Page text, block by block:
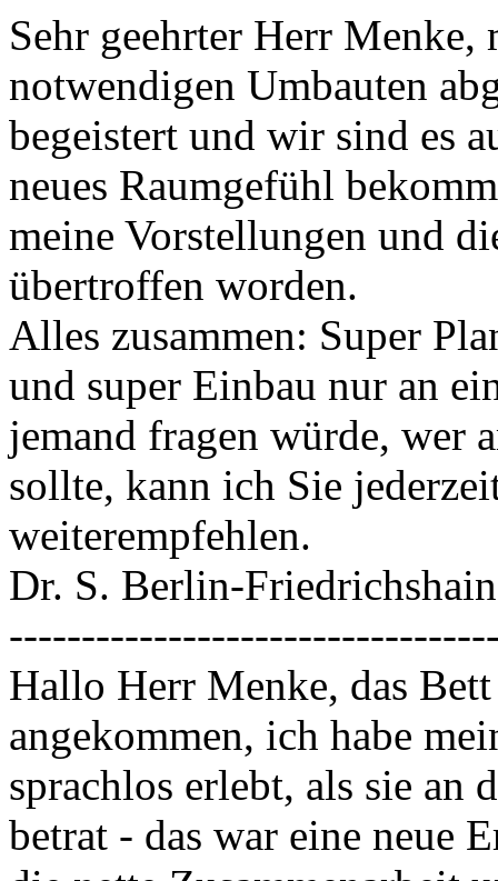
Sehr geehrter Herr
notwendigen Umbauten
begeistert und wir sind es
neues Raumgefühl
meine Vorstellungen und
übertroffen worden.
Alles zusammen: Super
und super Einbau nur an
jemand fragen würde, wer
sollte, kann ich Sie
weiterempfehlen.
Dr. S. Berlin-Friedrichshain
Hallo Herr Menke, das
angekommen, ich habe
sprachlos erlebt, als sie an
betrat - das war eine neue